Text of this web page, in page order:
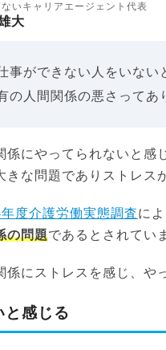
いキャリアエージェント代表
大
事ができない人をいな
の人間関係の悪さってあ
係にやってられないと感
きな問題でありストレス
度介護労働実態調査に
の問題であるとされてい
係にストレスを感じ、や
と感じる